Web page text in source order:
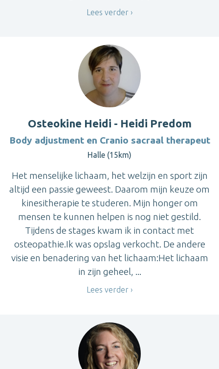
Lees verder
Osteokine Heidi - Heidi Predom
Body adjustment en Cranio sacraal therapeut
Halle (15km)
Het menselijke lichaam, het welzijn en sport zijn
altijd een passie geweest. Daarom mijn keuze om
kinesitherapie te studeren. Mijn honger om
mensen te kunnen helpen is nog niet gestild.
Tijdens de stages kwam ik in contact met
osteopathie.Ik was opslag verkocht. De andere
visie en benadering van het lichaam:Het lichaam
in zijn geheel, ...
Lees verder